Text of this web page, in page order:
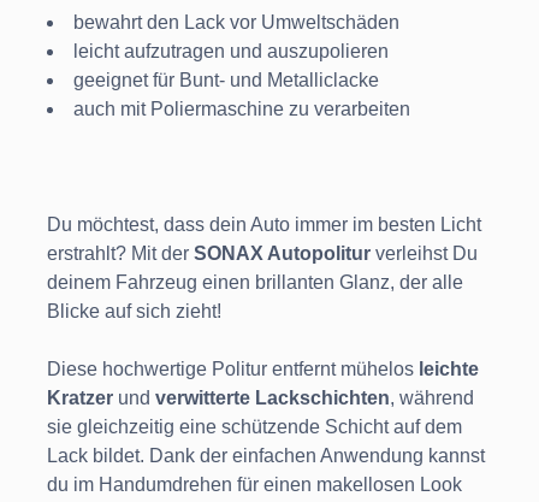
bewahrt den Lack vor Umweltschäden
leicht aufzutragen und auszupolieren
geeignet für Bunt- und Metalliclacke
auch mit Poliermaschine zu verarbeiten
Du möchtest, dass dein Auto immer im besten Licht
erstrahlt? Mit der SONAX Autopolitur verleihst Du
deinem Fahrzeug einen brillanten Glanz, der alle
Blicke auf sich zieht!
Diese hochwertige Politur entfernt mühelos leichte
Kratzer und verwitterte Lackschichten, während
sie gleichzeitig eine schützende Schicht auf dem
Lack bildet. Dank der einfachen Anwendung kannst
du im Handumdrehen für einen makellosen Look